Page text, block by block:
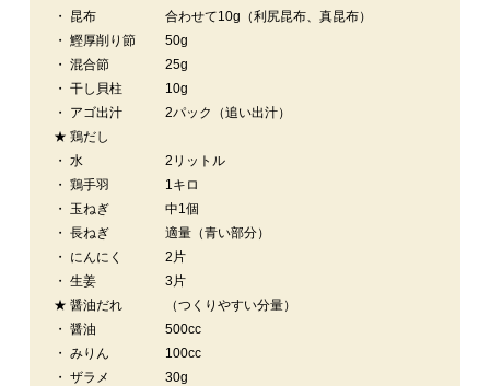
・ 昆布
合わせて10g（利尻昆布、真昆布）
・ 鰹厚削り節
50g
・ 混合節
25g
・ 干し貝柱
10g
・ アゴ出汁
2パック（追い出汁）
★ 鶏だし
・ 水
2リットル
・ 鶏手羽
1キロ
・ 玉ねぎ
中1個
・ 長ねぎ
適量（青い部分）
・ にんにく
2片
・ 生姜
3片
★ 醤油だれ
（つくりやすい分量）
・ 醤油
500cc
・ みりん
100cc
・ ザラメ
30g